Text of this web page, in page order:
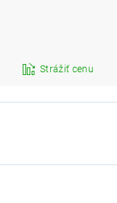
Strážiť cenu